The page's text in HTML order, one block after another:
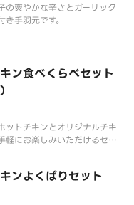
の爽やかな辛さとガーリック
手羽元です。
ン食べくらべセット
ットチキンとオリジナルチキ
軽にお楽しみいただけるセッ
写真と異なる場合がござい
チキ
ンよくばりセット